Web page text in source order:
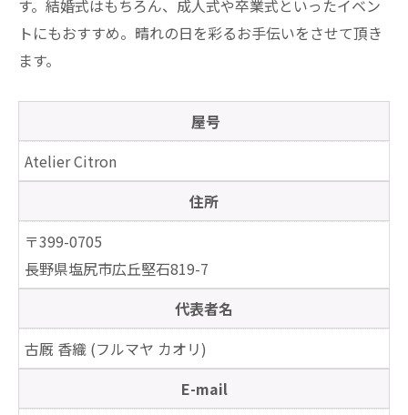
す。結婚式はもちろん、成人式や卒業式といったイベン
トにもおすすめ。晴れの日を彩るお手伝いをさせて頂き
ます。
屋号
Atelier Citron
住所
〒399-0705
長野県塩尻市広丘堅石819-7
代表者名
古厩 香織 (フルマヤ カオリ)
E-mail